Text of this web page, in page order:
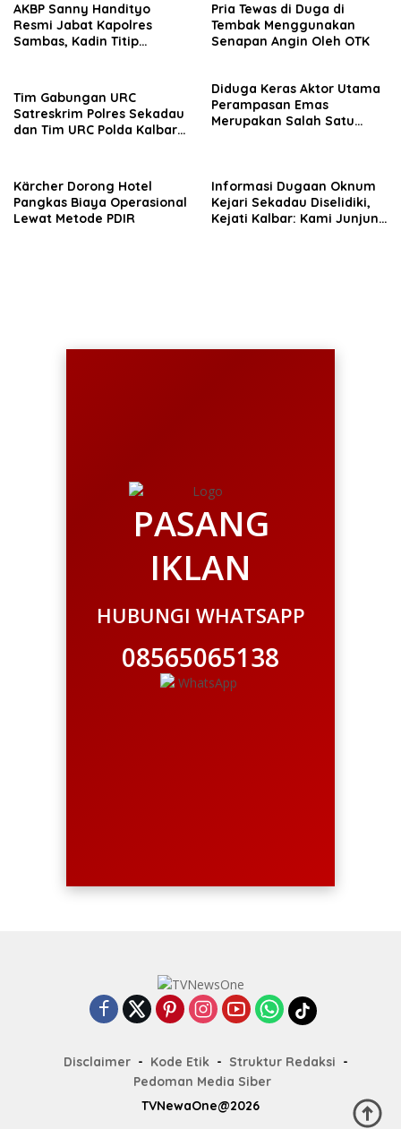
AKBP Sanny Handityo
Resmi Jabat Kapolres
Sambas, Kadin Titip
Pria Tewas di Duga di
Tembak Menggunakan
Senapan Angin Oleh OTK
Tim Gabungan URC
Satreskrim Polres Sekadau
dan Tim URC Polda Kalbar
Diduga Keras Aktor Utama
Perampasan Emas
Merupakan Salah Satu
Kärcher Dorong Hotel
Pangkas Biaya Operasional
Lewat Metode PDIR
Informasi Dugaan Oknum
Kejari Sekadau Diselidiki,
Kejati Kalbar: Kami Junjung
PASANG
IKLAN
HUBUNGI WHATSAPP
08565065138
Disclaimer Kode Etik
Struktur Redaksi
Pedoman Media Siber
TVNewaOne@2026